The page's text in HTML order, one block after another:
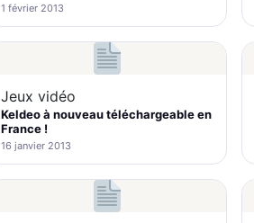
1 février 2013
Jeux vidéo
Keldeo à nouveau téléchargeable en
France !
16 janvier 2013